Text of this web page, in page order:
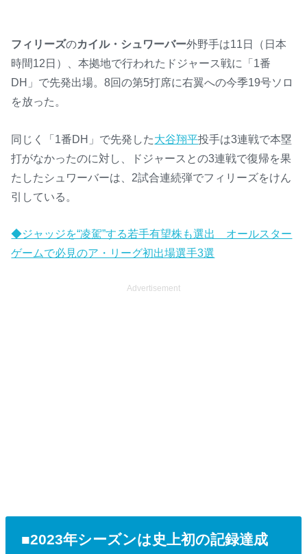
フィリーズのカイル・シュワーバー外野手は11日（日本
時間12日）、本拠地で行われたドジャース戦に「1番
DH」で先発出場。8回の第5打席に右翼への今季19号ソロ
を放った。
同じく「1番DH」で先発した大谷翔平投手は3連戦で本塁
打がなかったのに対し、ドジャースとの3連戦で復帰を果
たしたシュワーバーは、2試合連続弾でフィリーズをけん
引している。
◆ジャッジを“凌駕”する若手有望株も選出 オールスター
ゲームで必見のア・リーグ初出場選手3選
Advertisement
■2023年シーズンは史上初の記録達成